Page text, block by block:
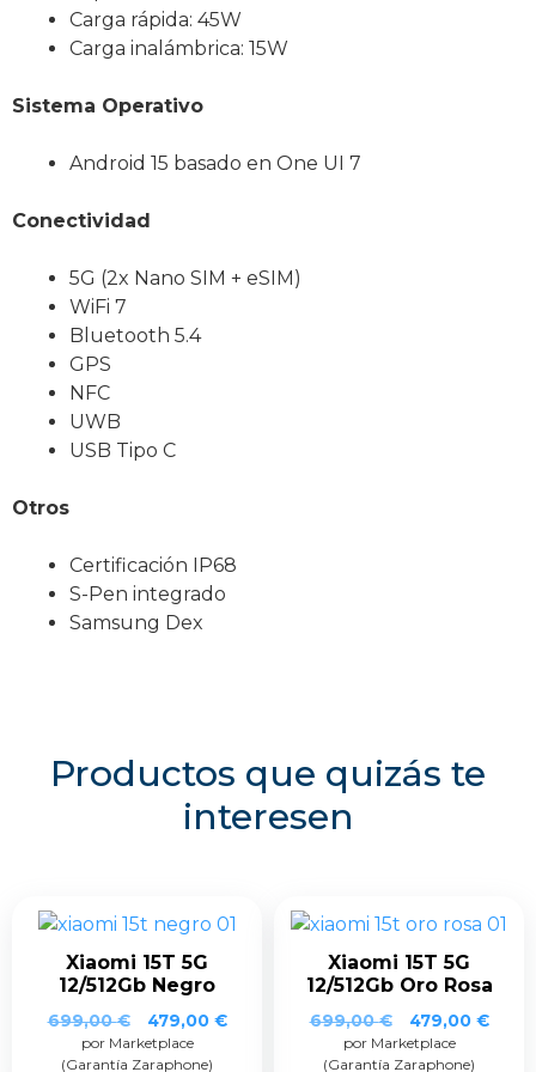
Carga rápida: 45W
Carga inalámbrica: 15W
Sistema Operativo
Android 15 basado en One UI 7
Conectividad
5G (2x Nano SIM + eSIM)
WiFi 7
Bluetooth 5.4
GPS
NFC
UWB
USB Tipo C
Otros
Certificación IP68
S-Pen integrado
Samsung Dex
Productos que quizás te
interesen
Xiaomi 15T 5G
12/512Gb Negro
699,00€
El
precio
original
479,00 €El
por Marketplace
(Garantía Zaraphone)
Xiaomi 15T 5G
12/512Gb Oro Rosa
699,00€
El
precio
original
479,00 €El
por Marketplace
(Garantía Zaraphone)